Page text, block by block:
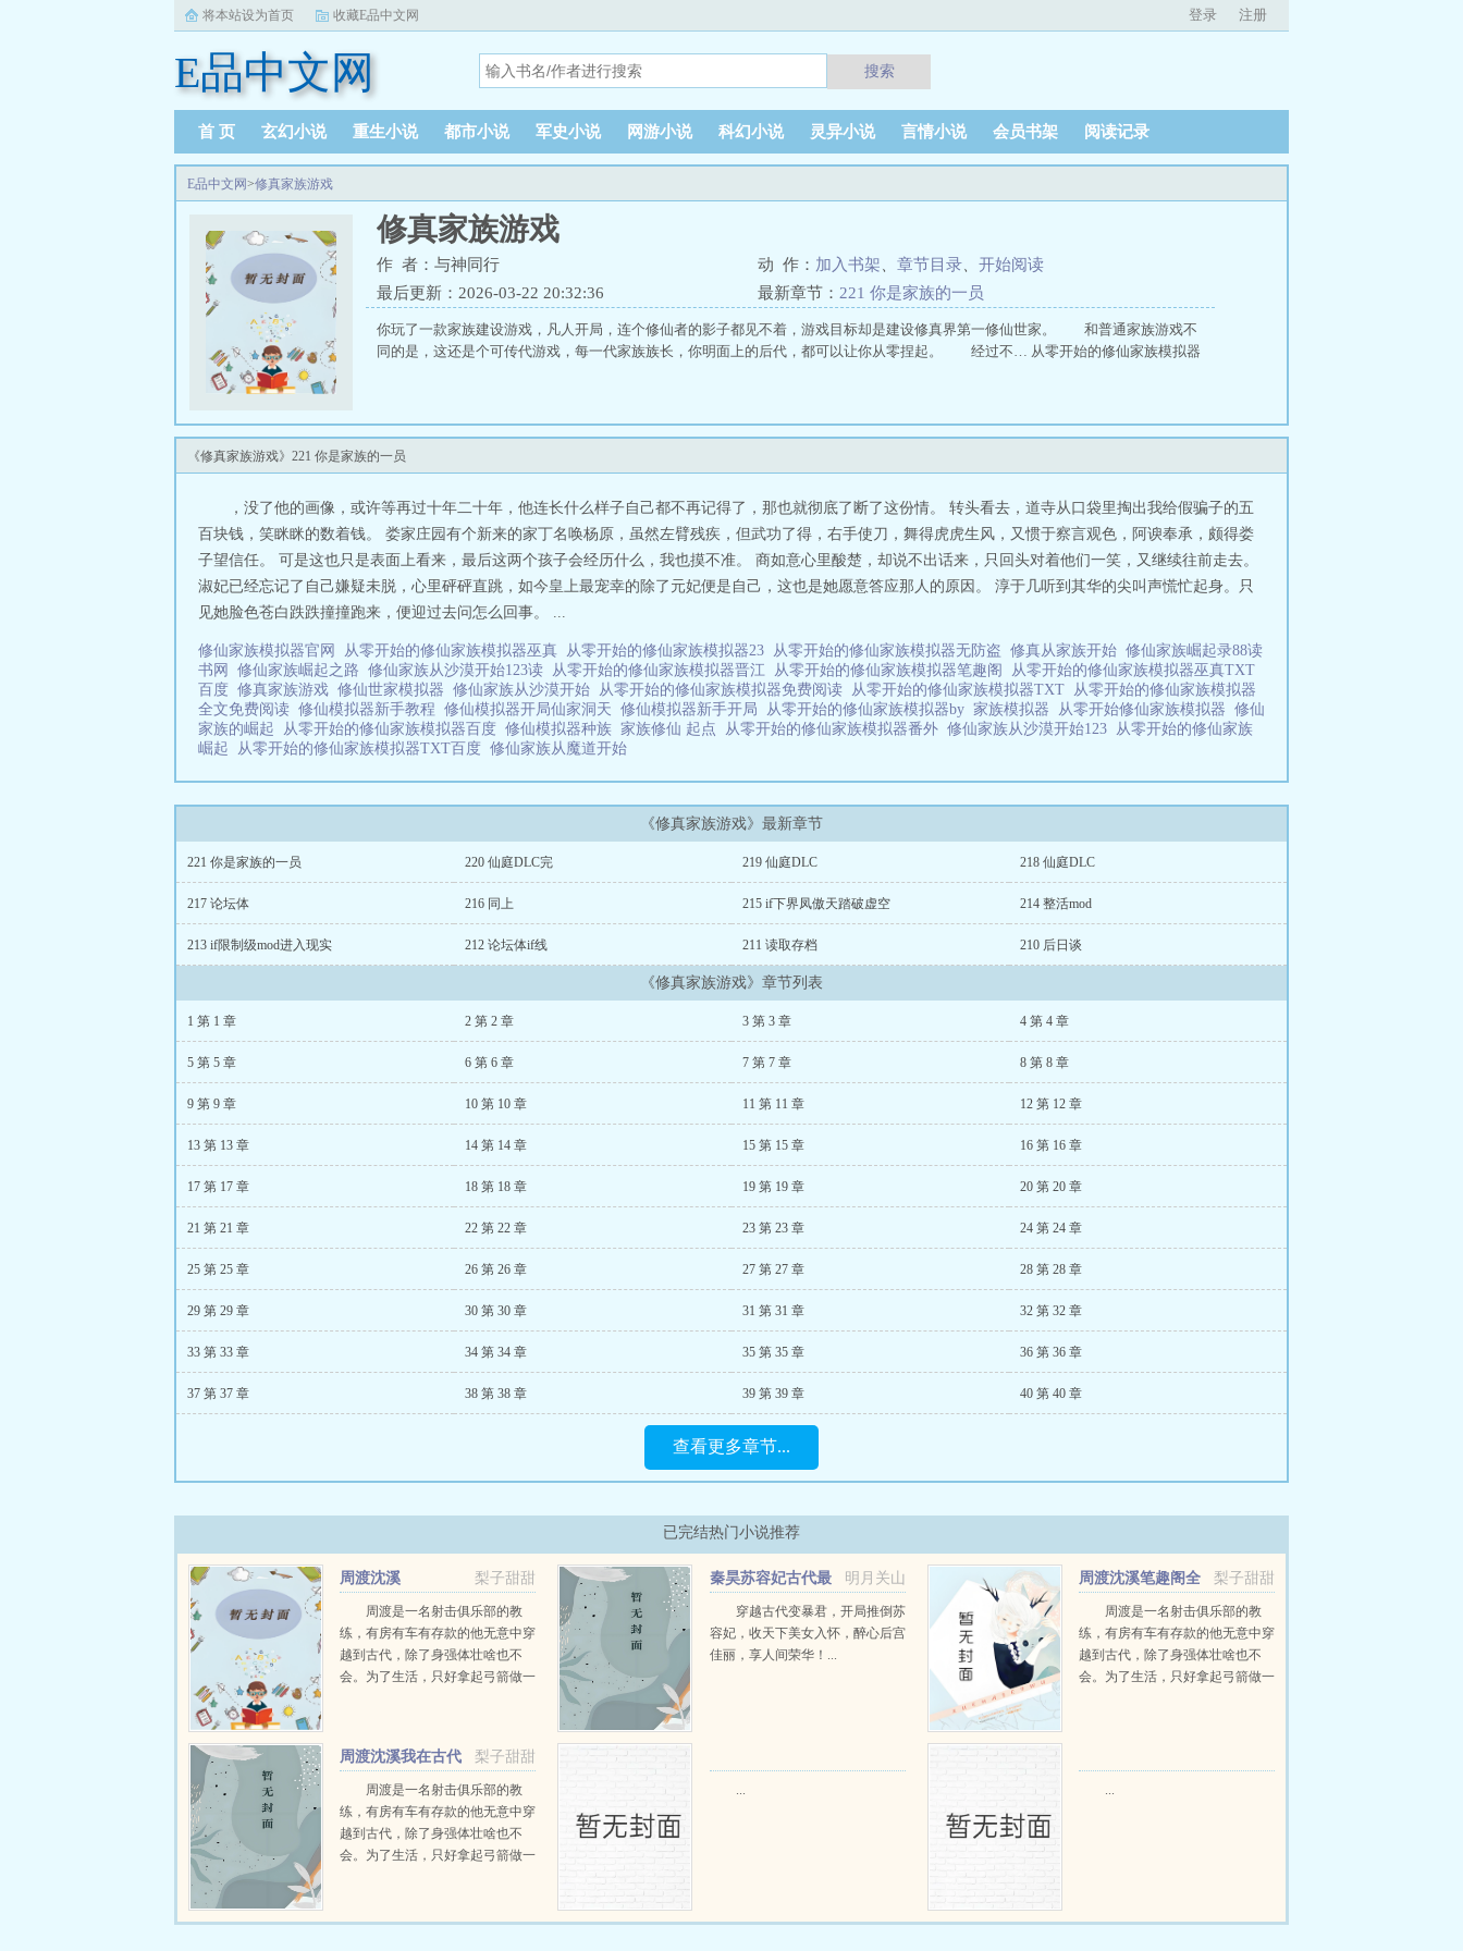
将本站设为首页 收藏E品中文网 登录 注册
E品中文网 搜索
首 页 玄幻小说 重生小说 都市小说 军史小说 网游小说 科幻小说 灵异小说 言情小说 会员书架 阅读记录
E品中文网>修真家族游戏
修真家族游戏
作 者：与神同行 动 作： 加入书架 章节目录
开始阅读
最后更新：2026-03-22 20:32:36
最新章节： 221 你是家族的一员
你玩了一款家族建设游戏，凡人开局，连个修仙者的影子都见不着，游戏目标却是建设修真界第一修仙世家。 和普通家族游戏不
同的是，这还是个可传代游戏，每一代家族族长，你明面上的后代，都可以让你从零捏起。 经过不… 从零开始的修仙家族模拟器
《修真家族游戏》221 你是家族的一员
，没了他的画像，或许等再过十年二十年，他连长什么样子自己都不再记得了，那也就彻底了断了这份情。 转头看去，道寺从口袋里掏出我给假骗子的五
百块钱，笑眯眯的数着钱。 娄家庄园有个新来的家丁名唤杨原，虽然左臂残疾，但武功了得，右手使刀，舞得虎虎生风，又惯于察言观色，阿谀奉承，颇得娄
子望信任。 可是这也只是表面上看来，最后这两个孩子会经历什么，我也摸不准。 商如意心里酸楚，却说不出话来，只回头对着他们一笑，又继续往前走去。
淑妃已经忘记了自己嫌疑未脱，心里砰砰直跳，如今皇上最宠幸的除了元妃便是自己，这也是她愿意答应那人的原因。 淳于几听到其华的尖叫声慌忙起身。只
见她脸色苍白跌跌撞撞跑来，便迎过去问怎么回事。 ...
修仙家族模拟器官网 从零开始的修仙家族模拟器巫真 从零开始的修仙家族模拟器23 从零开始的修仙家族模拟器无防盗 修真从家族开始 修仙家族崛起录88读
书网 修仙家族崛起之路 修仙家族从沙漠开始123读 从零开始的修仙家族模拟器晋江 从零开始的修仙家族模拟器笔趣阁 从零开始的修仙家族模拟器巫真TXT
百度 修真家族游戏 修仙世家模拟器 修仙家族从沙漠开始 从零开始的修仙家族模拟器免费阅读 从零开始的修仙家族模拟器TXT 从零开始的修仙家族模拟器
全文免费阅读 修仙模拟器新手教程 修仙模拟器开局仙家洞天 修仙模拟器新手开局 从零开始的修仙家族模拟器by 家族模拟器 从零开始修仙家族模拟器 修仙
家族的崛起 从零开始的修仙家族模拟器百度 修仙模拟器种族 家族修仙 起点 从零开始的修仙家族模拟器番外 修仙家族从沙漠开始123 从零开始的修仙家族
崛起 从零开始的修仙家族模拟器TXT百度 修仙家族从魔道开始
《修真家族游戏》最新章节
221 你是家族的一员 220 仙庭DLC完 219 仙庭DLC 218 仙庭DLC
217 论坛体 216 同上 215 if下界凤傲天踏破虚空 214 整活mod
213 if限制级mod进入现实 212 论坛体if线 211 读取存档 210 后日谈
《修真家族游戏》章节列表
1 第 1 章 2 第 2 章 3 第 3 章 4 第 4 章
5 第 5 章 6 第 6 章 7 第 7 章 8 第 8 章
9 第 9 章 10 第 10 章 11 第 11 章 12 第 12 章
13 第 13 章 14 第 14 章 15 第 15 章 16 第 16 章
17 第 17 章 18 第 18 章 19 第 19 章 20 第 20 章
21 第 21 章 22 第 22 章 23 第 23 章 24 第 24 章
25 第 25 章 26 第 26 章 27 第 27 章 28 第 28 章
29 第 29 章 30 第 30 章 31 第 31 章 32 第 32 章
33 第 33 章 34 第 34 章 35 第 35 章 36 第 36 章
37 第 37 章 38 第 38 章 39 第 39 章 40 第 40 章
查看更多章节...
已完结热门小说推荐
梨子甜甜
周渡沈溪
周渡是一名射击俱乐部的教
练，有房有车有存款的他无意中穿
越到古代，除了身强体壮啥也不
会。为了生活，只好拿起弓箭做一
渡看着山下的寥寥炊烟，以及那...
明月关山
秦昊苏容妃古代最
强昏君最新章节在线阅读
穿越古代变暴君，开局推倒苏
容妃，收天下美女入怀，醉心后宫
佳丽，享人间荣华！...
梨子甜甜
周渡沈溪笔趣阁全
文免费阅读
周渡是一名射击俱乐部的教
练，有房有车有存款的他无意中穿
越到古代，除了身强体壮啥也不
会。为了生活，只好拿起弓箭做一
梨子甜甜
周渡沈溪我在古代
当猎户小说免费在线阅读
周渡是一名射击俱乐部的教
练，有房有车有存款的他无意中穿
越到古代，除了身强体壮啥也不
会。为了生活，只好拿起弓箭做一
只野兔，不会做（失望）第三天周
... ...